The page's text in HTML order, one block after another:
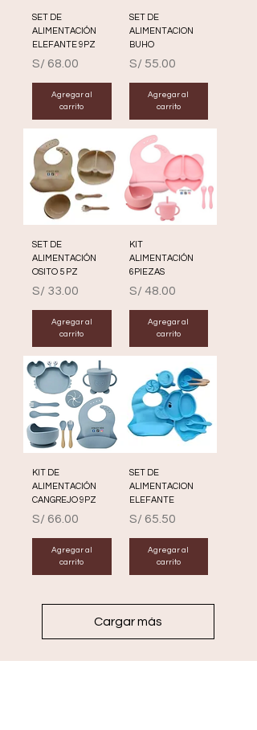
SET DE
ALIMENTACIÓN
ELEFANTE 9PZ
Precio
S/ 68.00
Agregar al
carrito
SET DE
ALIMENTACION
BUHO
Precio
S/ 55.00
Agregar al
carrito
SET DE
ALIMENTACIÓN
OSITO 5 PZ
Precio
S/ 33.00
Agregar al
carrito
KIT
ALIMENTACIÓN
6PIEZAS
Precio
S/ 48.00
Agregar al
carrito
KIT DE
ALIMENTACIÓN
CANGREJO 9PZ
Precio
S/ 66.00
Agregar al
carrito
SET DE
ALIMENTACION
ELEFANTE
Precio
S/ 65.50
Agregar al
carrito
Cargar más